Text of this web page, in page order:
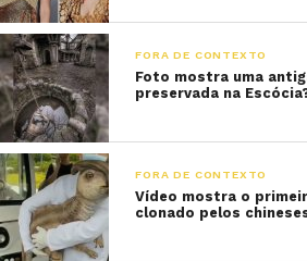
FORA DE CONTEXTO
Foto mostra uma
preservada na
FORA DE CONTEXTO
Vídeo mostra o
clonado pelos